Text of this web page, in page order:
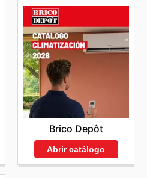
Brico Depôt
Abrir catálogo